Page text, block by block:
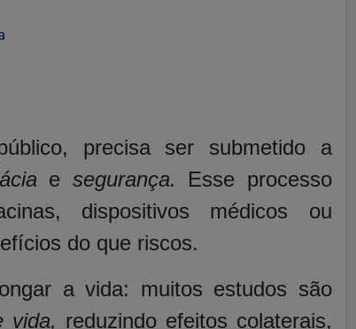
precisa ser submetido a
e segurança.
Esse processo
dispositivos médicos ou
do que riscos.
a vida: muitos estudos são
vida, reduzindo efeitos colaterais,